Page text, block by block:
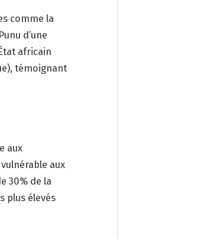
comme la
d’une
africain
témoignant
aux
aux
30% de la
plus élevés